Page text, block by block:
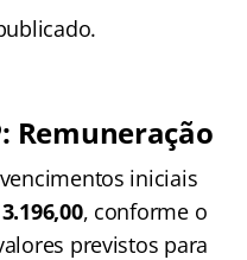
Remuneração
iniciais
, conforme o
previstos para